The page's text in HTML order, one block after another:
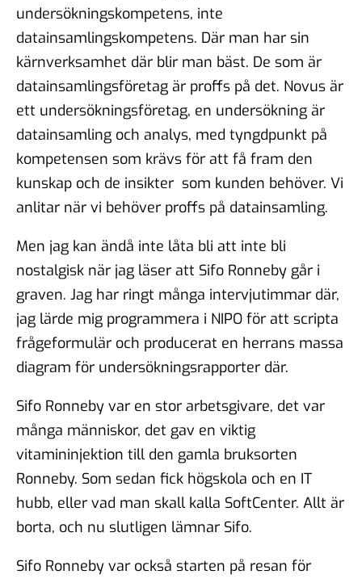
undersökningskompetens, inte
datainsamlingskompetens. Där man har sin
kärnverksamhet där blir man bäst. De som är
datainsamlingsföretag är proffs på det. Novus är
ett undersökningsföretag, en undersökning är
datainsamling och analys, med tyngdpunkt på
kompetensen som krävs för att få fram den
kunskap och de insikter som kunden behöver. Vi
anlitar när vi behöver proffs på datainsamling.
Men jag kan ändå inte låta bli att inte bli
nostalgisk när jag läser att Sifo Ronneby går i
graven. Jag har ringt många intervjutimmar där,
jag lärde mig programmera i NIPO för att scripta
frågeformulär och producerat en herrans massa
diagram för undersökningsrapporter där.
Sifo Ronneby var en stor arbetsgivare, det var
många människor, det gav en viktig
vitamininjektion till den gamla bruksorten
Ronneby. Som sedan fick högskola och en IT
hubb, eller vad man skall kalla SoftCenter. Allt är
borta, och nu slutligen lämnar Sifo.
Sifo Ronneby var också starten på resan för